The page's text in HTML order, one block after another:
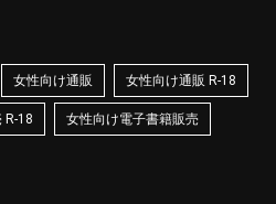
女性向け通販 女性向け通販 R-18
R-18 女性向け電子書籍販売